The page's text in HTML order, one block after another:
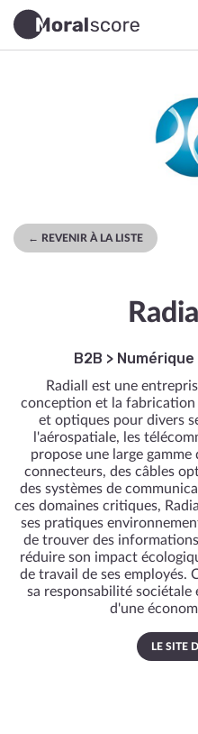
← REVENIR À LA LISTE
Radiall
B2B >
Radiall est une
conception et la
et optiques pour divers
l'aérospatiale, les
propose une large
connecteurs, des câbles
des systèmes de
ces domaines critiques,
ses pratiques
de trouver des
réduire son impact
de travail de ses employés.
sa responsabilité sociétale
d'une
LE SITE